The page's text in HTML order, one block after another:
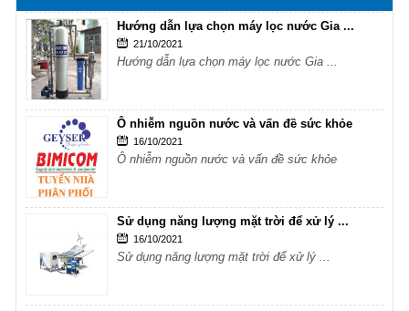
Hướng dẫn lựa chọn máy lọc nước Gia ...
21/10/2021
Hướng dẫn lựa chọn máy lọc nước Gia ...
Ô nhiễm nguồn nước và vấn đề sức khỏe
16/10/2021
Ô nhiễm nguồn nước và vấn đề sức khỏe
Sử dụng năng lượng mặt trời để xử lý ...
16/10/2021
Sử dụng năng lượng mặt trời để xử lý ...